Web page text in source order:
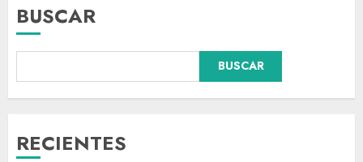
BUSCAR
BUSCAR
RECIENTES
Colombia respalda soberanía
de Marruecos sobre el Sáhara